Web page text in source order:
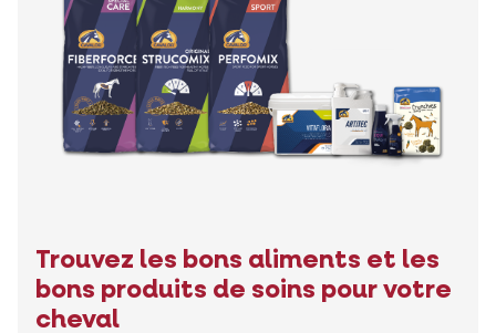
Trouvez les bons aliments et les
bons produits de soins pour votre
cheval